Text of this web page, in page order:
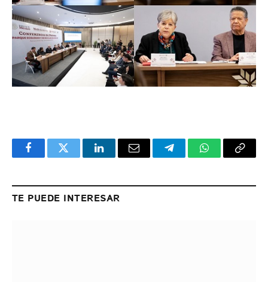
FacebookTwitter LinkedInEmail TelegramWhatsApp
Copy
TE PUEDE INTERESAR